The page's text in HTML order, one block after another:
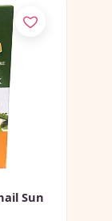
Sun